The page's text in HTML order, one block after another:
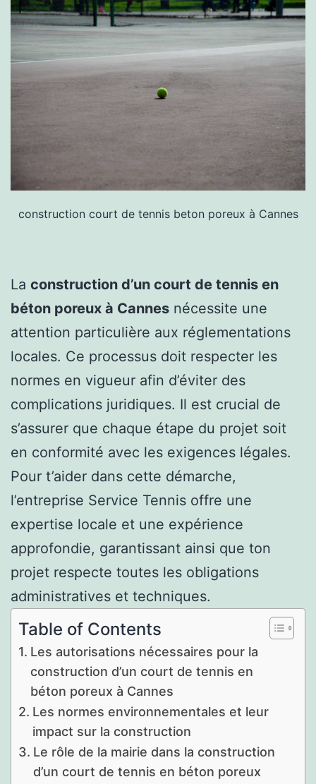
construction court de tennis beton poreux à Cannes
La construction d’un court de tennis en
béton poreux à Cannes nécessite une
attention particulière aux réglementations
locales. Ce processus doit respecter les
normes en vigueur afin d’éviter des
complications juridiques. Il est crucial de
s’assurer que chaque étape du projet soit
en conformité avec les exigences légales.
Pour t’aider dans cette démarche,
l’entreprise Service Tennis offre une
expertise locale et une expérience
approfondie, garantissant ainsi que ton
projet respecte toutes les obligations
administratives et techniques.
Table of Contents
Les autorisations nécessaires pour la
construction d’un court de tennis en
béton poreux à Cannes
Les normes environnementales et leur
impact sur la construction
Le rôle de la mairie dans la construction
d’un court de tennis en béton poreux